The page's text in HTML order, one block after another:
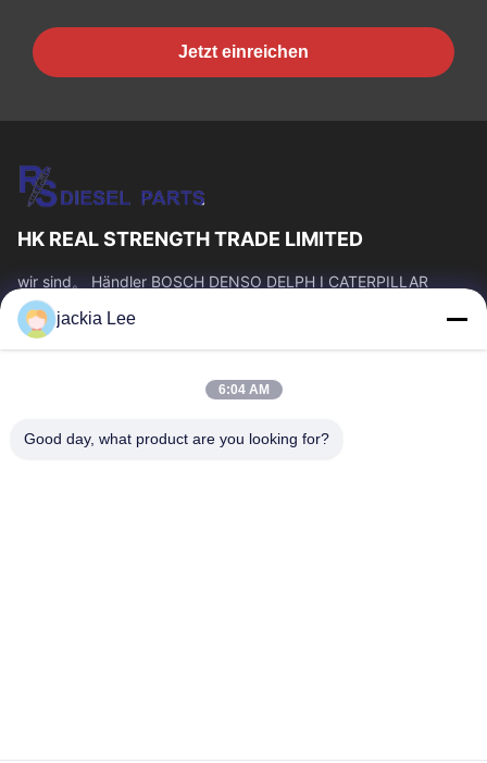
Jetzt einreichen
HK REAL STRENGTH TRADE LIMITED
wir sind。 Händler BOSCH DENSO DELPH I CATERPILLAR
VOLVO CUMMINS TOYOTA ISUZU Company whatsapp Zahl:
0086 159 2067 9523.
Schnelllinks
Produkte
Über Uns
Werksbesichtigung
jackia Lee
6:04 AM
Good day, what product are you looking for?